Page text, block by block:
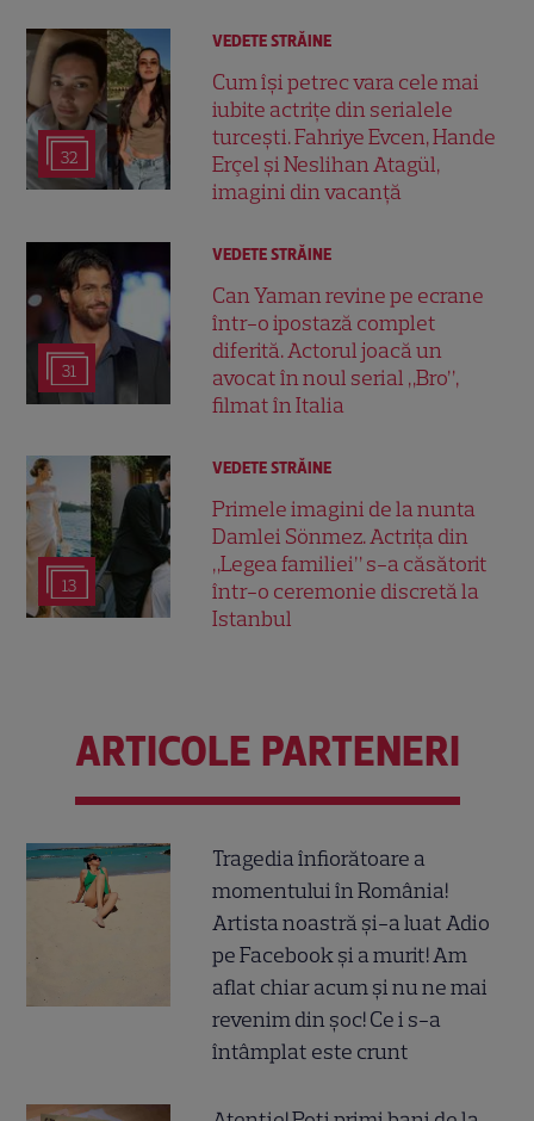
32
VEDETE STRĂINE
Cum își petrec vara cele mai
iubite actrițe din serialele
turcești. Fahriye Evcen, Hande
Erçel și Neslihan Atagül,
imagini din vacanță
31
VEDETE STRĂINE
Can Yaman revine pe ecrane
într-o ipostază complet
diferită. Actorul joacă un
avocat în noul serial „Bro”,
filmat în Italia
13
VEDETE STRĂINE
Primele imagini de la nunta
Damlei Sönmez. Actrița din
„Legea familiei” s-a căsătorit
într-o ceremonie discretă la
Istanbul
ARTICOLE PARTENERI
Tragedia înfiorătoare a
momentului în România!
Artista noastră și-a luat Adio
pe Facebook și a murit! Am
aflat chiar acum și nu ne mai
revenim din șoc! Ce i s-a
întâmplat este crunt